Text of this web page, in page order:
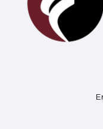
¡Hola! 👋 Soy